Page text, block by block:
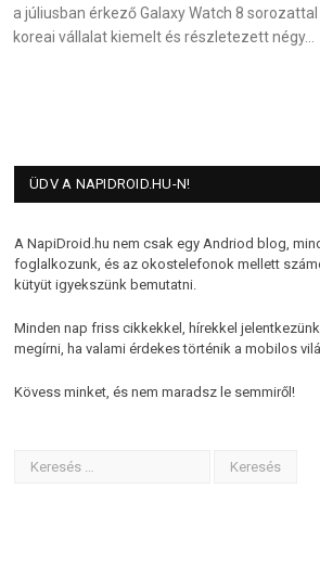
a júliusban érkező Galaxy Watch 8
koreai vállalat kiemelt és részletezett négy…
ÜDV A NAPIDROID.HU-N!
A NapiDroid.hu nem csak egy Andriod blog,
foglalkozunk, és az okostelefonok mellett
kütyüt igyekszünk bemutatni.
Minden nap friss cikkekkel, hírekkel
megírni, ha valami érdekes történik a mobilos
Kövess minket, és nem maradsz le semmiről!